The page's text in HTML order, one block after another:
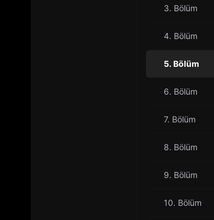
3. Bölüm
4. Bölüm
5. Bölüm
6. Bölüm
7. Bölüm
8. Bölüm
9. Bölüm
10. Bölüm